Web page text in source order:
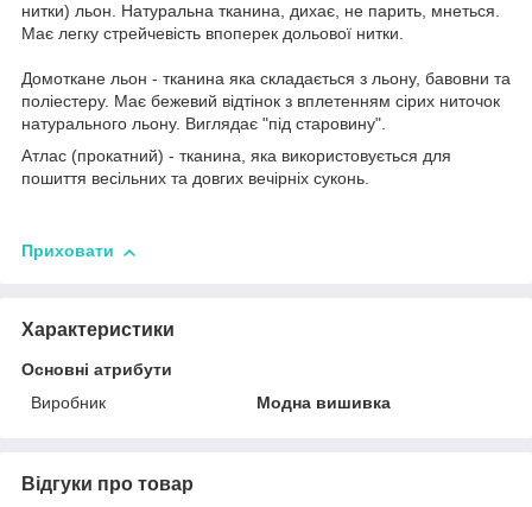
нитки) льон. Натуральна тканина, дихає, не парить, мнеться.
Має легку стрейчевість впоперек дольової нитки.
Домоткане льон - тканина яка складається з льону, бавовни та
поліестеру. Має бежевий відтінок з вплетенням сірих ниточок
натурального льону. Виглядає "під старовину".
Атлас (прокатний) - тканина, яка використовується для
пошиття весільних та довгих вечірніх суконь.
Приховати
Характеристики
Основні атрибути
Виробник
Модна вишивка
Відгуки про товар